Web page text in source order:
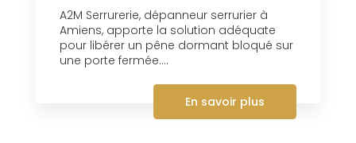
A2M Serrurerie, dépanneur serrurier à
Amiens, apporte la solution adéquate
pour libérer un pêne dormant bloqué sur
une porte fermée....
En savoir plus